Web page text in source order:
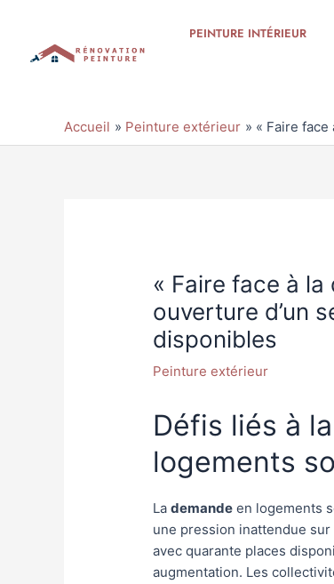
contenu
PEINTURE INTÉRIEUR
Accueil Peinture extérieur « Faire
« Faire face à
ouverture d’un
disponibles
Peinture extérieur
Défis liés à
logements
Lademande en logements
une pression inattendue
avec quarante places
augmentation. Les